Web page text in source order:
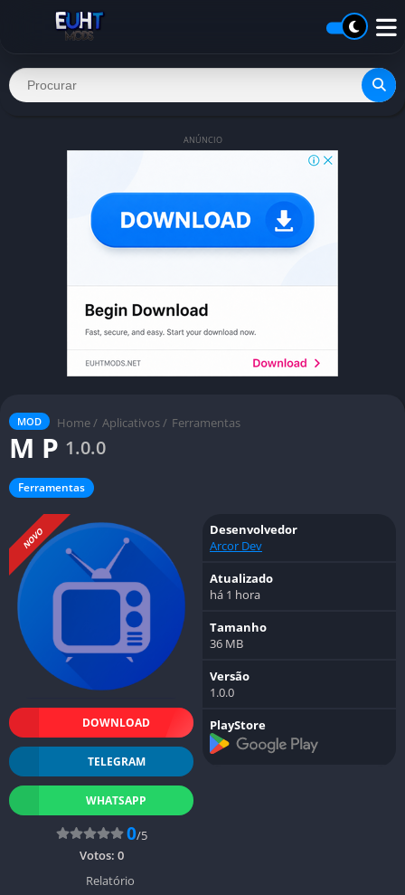
ANÚNCIO
MOD Home / Aplicativos / Ferramentas
M P 1.0.0
Ferramentas
NOVO
DOWNLOAD
TELEGRAM
WHATSAPP
0/5
Votos: 0
Relatório
Desenvolvedor
Arcor Dev
Atualizado
há 1 hora
Tamanho
36 MB
Versão
1.0.0
PlayStore